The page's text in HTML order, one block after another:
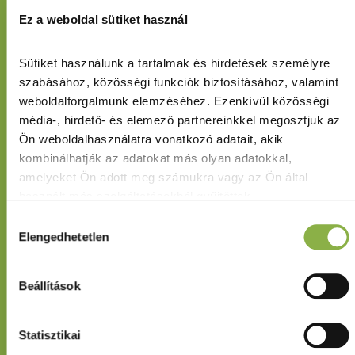
Ez a weboldal sütiket használ
Sütiket használunk a tartalmak és hirdetések személyre
szabásához, közösségi funkciók biztosításához, valamint
weboldalforgalmunk elemzéséhez. Ezenkívül közösségi
média-, hirdető- és elemező partnereinkkel megosztjuk az
Ön weboldalhasználatra vonatkozó adatait, akik
kombinálhatják az adatokat más olyan adatokkal,
amelyeket Ön adott meg számukra vagy az Ön által
Adatkezelési tájékoztató
kiválasztása
Elengedhetetlen
Beállítások
Statisztikai